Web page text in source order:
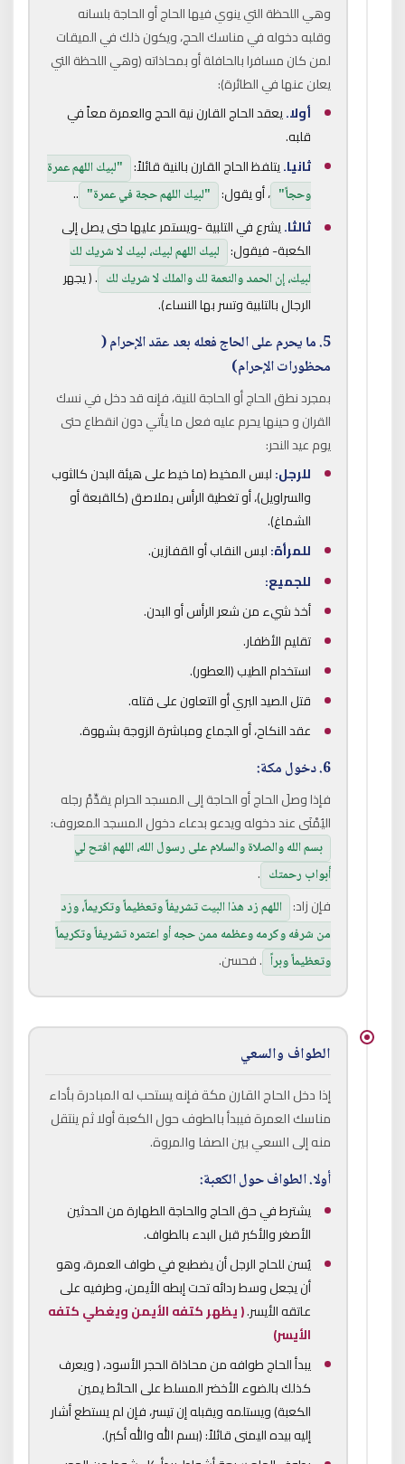
وهي اللحظة التي ينوي فيها الحاج أو الحاجة بلسانه
وقلبه دخوله في مناسك الحج، ويكون ذلك في الميقات
لمن كان مسافرا بالحافلة أو بمحاذاته (وهي اللحظة التي
يعلن عنها في الطائرة):
أولا.يعقد الحاج القارن نية الحج والعمرة معاً في
قلبه.
ثانيا.يتلفظ الحاج القارن بالنية قائلاً: "لبيك اللهم عمرة
وحجاً" ، أو يقول: "لبيك اللهم حجة في عمرة" ..
ثالثا.يشرع في التلبية -ويستمر عليها حتى يصل إلى
الكعبة- فيقول: لبيك اللهم لبيك، لبيك لا شريك لك
لبيك، إن الحمد والنعمة لك والملك لا شريك لك . ( يجهر
الرجال بالتلبية وتسر بها النساء).
5. ما يحرم على الحاج فعله بعد عقد الإحرام (
محظورات الإحرام)
بمجرد نطق الحاج أو الحاجة للنية، فإنه قد دخل في نسك
القران و حينها يحرم عليه فعل ما يأتي دون انقطاع حتى
يوم عيد النحر:
للرجل:لبس المخيط (ما خيط على هيئة البدن كالثوب
والسراويل)، أو تغطية الرأس بملاصق (كالقبعة أو
الشماغ).
للمرأة:لبس النقاب أو القفازين.
للجميع:
أخذ شيء من شعر الرأس أو البدن.
تقليم الأظفار.
استخدام الطيب (العطور).
قتل الصيد البري أو التعاون على قتله.
عقد النكاح، أو الجماع ومباشرة الزوجة بشهوة.
6. دخول مكة:
فإذا وصلَ الحاج أو الحاجة إلى المسجد الحرام يقدِّمْ رجله
اليُمْنَى عند دخوله ويدعو بدعاء دخول المسجد المعروف:
بسم الله والصلاة والسلام على رسول الله، اللهم افتح لي
أبواب رحمتك .
فإن زاد: اللهم زد هذا البيت تشريفاً وتعظيماً وتكريماً، وزد
من شرفه وكرمه وعظمه ممن حجه أو اعتمره تشريفاً وتكريماً
وتعظيماً وبراً . فحسن.
الطواف والسعي
إذا دخل الحاج القارن مكة فإنه يستحب له المبادرة بأداء
مناسك العمرة فيبدأ بالطوف حول الكعبة أولا ثم ينتقل
منه إلى السعي بين الصفا والمروة.
أولا.الطواف حول الكعبة:
يشترط في حق الحاج والحاجة الطهارة من الحدثين
الأصغر والأكبر قبل البدء بالطواف.
يُسن للحاج الرجل أن يضطبع في طواف العمرة، وهو
أن يجعل وسط ردائه تحت إبطه الأيمن، وطرفيه على
عاتقه الأيسر.( يظهر كتفه الأيمن ويغطي كتفه
الأيسر)
يبدأ الحاج طوافه من محاذاة الحجر الأسود، ( ويعرف
كذلك بالضوء الأخضر المسلط على الحائط يمين
الكعبة) ويستلمه ويقبله إن تيسر، فإن لم يستطع أشار
إليه بيده اليمنى قائلاً: (بسم الله والله أكبر).